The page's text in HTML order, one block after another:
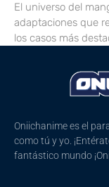
El universo del
adaptaciones que
los casos más
Oniichanime es el
como tú y yo.
fantástico mundo